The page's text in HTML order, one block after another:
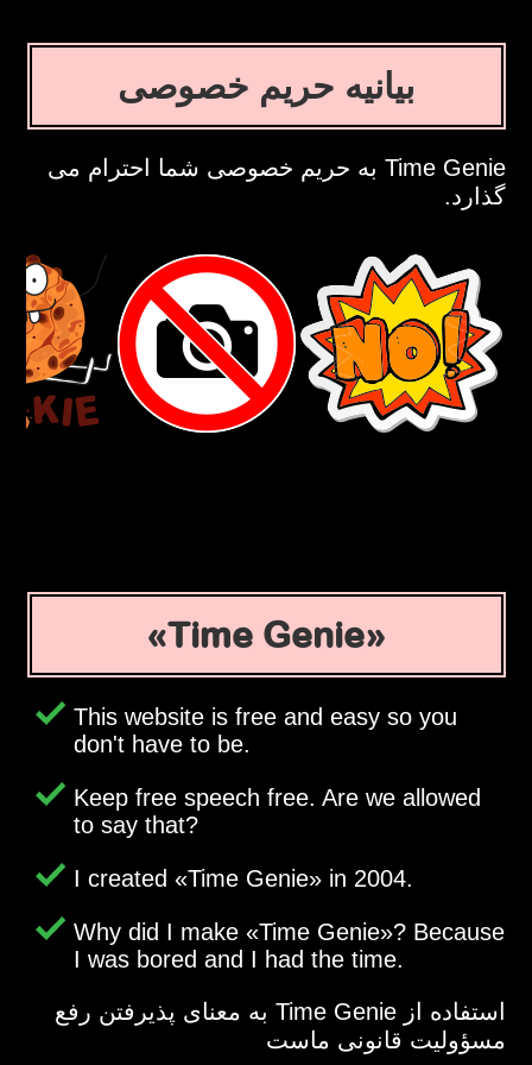
بیانیه حریم خصوصی
Time Genie به حریم خصوصی شما احترام می
گذارد.
Time Genie
This website is free and easy so you
don't have to be.
Keep free speech free. Are we allowed
to say that?
I created Time Genie in 2004.
Why did I make Time Genie ? Because
I was bored and I had the time.
استفاده از Time Genie به معنای پذیرفتن رفع
مسؤولیت قانونی ماست